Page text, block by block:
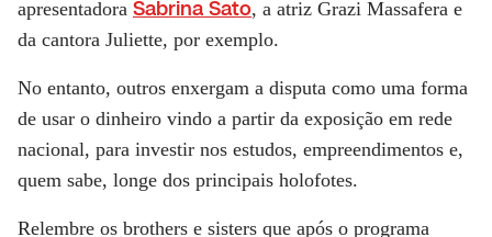
apresentadora Sabrina Sato, a atriz Grazi Massafera e
da cantora Juliette, por exemplo.
No entanto, outros enxergam a disputa como uma forma
de usar o dinheiro vindo a partir da exposição em rede
nacional, para investir nos estudos, empreendimentos e,
quem sabe, longe dos principais holofotes.
Relembre os brothers e sisters que após o programa